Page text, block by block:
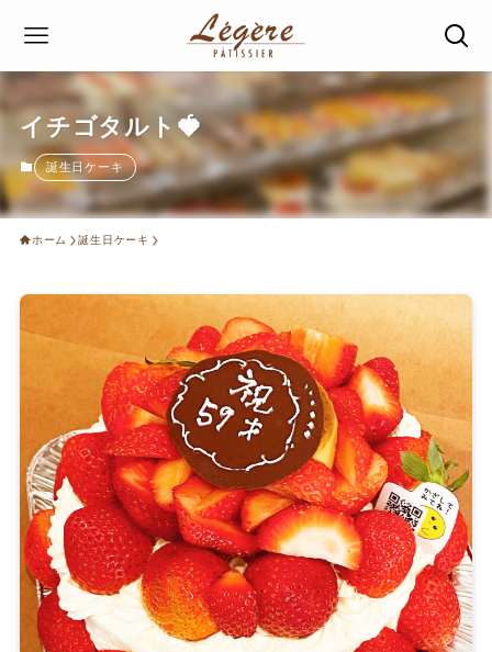
イチゴタルト🍓
誕生日ケーキ
ホーム 誕生日ケーキ